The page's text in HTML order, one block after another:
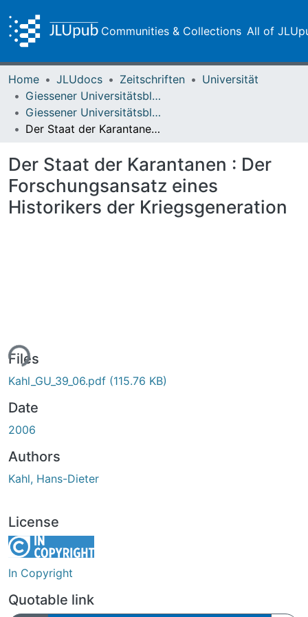
Communities & Collections All of
Home JLUdocs Zeitschriften
Universität
Giessener Universitätsblätter
Giessener Universitätsblätter 39 (2006)
Der Staat der Karantanen : Der Forschungsansatz eines Historikers der Kriegsgeneration
Der Staat der Karantanen : Der
Forschungsansatz eines
Historikers der Kriegsgeneration
Files
Kahl_GU_39_06.pdf (115.76 KB)
Date
2006
Authors
Kahl, Hans-Dieter
License
In Copyright
Quotable link